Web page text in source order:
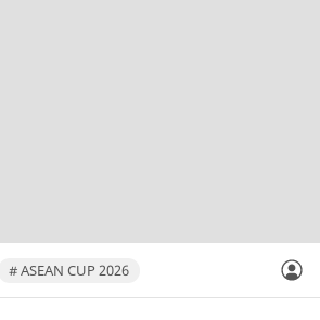
# ASEAN CUP 2026